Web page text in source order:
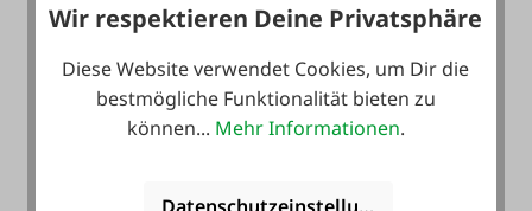
36 Monate
Wir respektieren Deine Privatsphäre
Diese Website verwendet Cookies, um Dir die
bestmögliche Funktionalität bieten zu
können... Mehr Informationen.